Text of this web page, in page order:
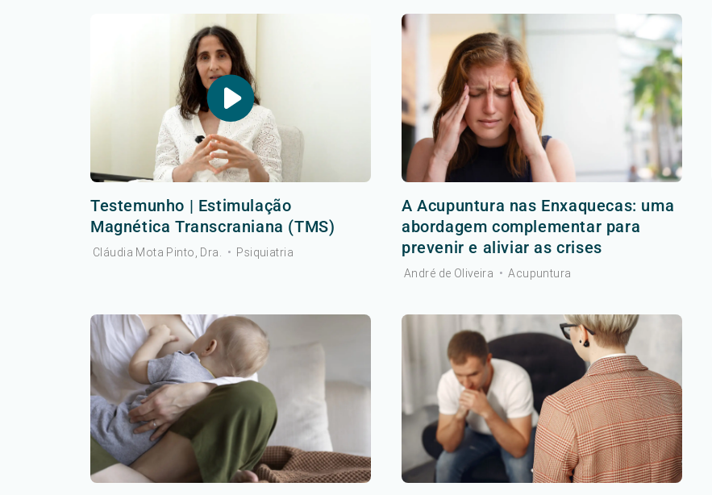
Testemunho | Estimulação
Magnética Transcraniana (TMS)
Cláudia Mota Pinto, Dra. • Psiquiatria
A Acupuntura nas Enxaquecas: uma
abordagem complementar para
prevenir e aliviar as crises
André de Oliveira • Acupuntura